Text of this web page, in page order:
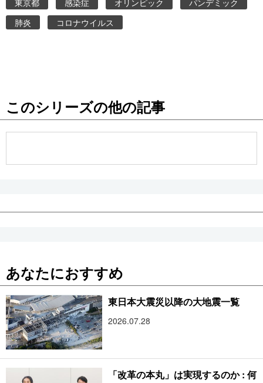
東京都
感染症 オリンピック
パンデミック
肺炎
コロナウイルス
このシリーズの他の記事
あなたにおすすめ
東日本大震災以降の大地震一覧
2026.07.28
「改革の本丸」は実現するのか : 何